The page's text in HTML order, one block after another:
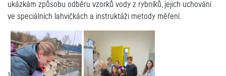
ukázkám způsobu odběru vzorků vody z rybníků, jejich uchování
ve speciálních lahvičkách a instruktáži metody měření.